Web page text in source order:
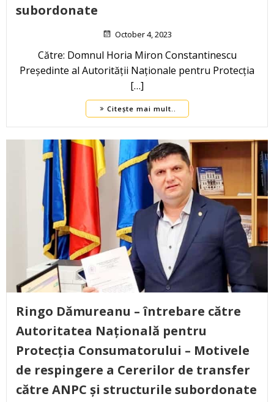
subordonate
October 4, 2023
Către: Domnul Horia Miron Constantinescu
Președinte al Autorității Naționale pentru Protecția
[…]
Citește mai mult..
Ringo Dămureanu – întrebare către
Autoritatea Națională pentru
Protecția Consumatorului – Motivele
de respingere a Cererilor de transfer
către ANPC și structurile subordonate